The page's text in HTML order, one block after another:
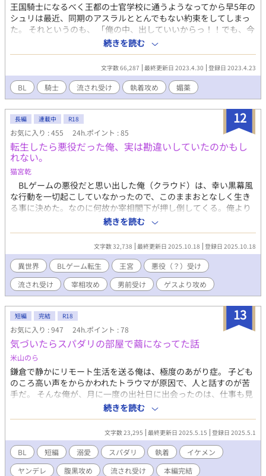
王国騎士になるべく王都の士官学校に通うようなってから早5年の
シュリは最近、同期のアスラルととんでもない約束をしてしまっ
た。 それというのも、 「俺の中、出していいからっ！！でも、今
すぐは無理だから！！ちゃんと調べてからやろうっ？？！！！」
「本当にいいんだな」 「…は、はい……」 ………お尻にアスラル
のものを入れていいという約束だった。 いつも無口で滅多なこと
では動かない表情筋、そしてコミュニケーション能力が皆無なの
に実力だけが周囲から飛び抜けているせいで周りからはカラクリ
人間だとか鉄の男だとか呼ばれて遠巻きにされ、友達ももはや同
室の自分しかいないアスラルに哀れみの感情から世話を焼いてい
たシュリだったが、ある日アスラルの悩みに少し手を貸すつもり
で手助けしたら、あらぬ方向へ勘違いされてしまいアナル拡張の
地獄のような日々が始まって……！！？ 愛重めの執着攻め×お人
好し丸め込まれ受け ※題名がアレなんですが男性妊娠表現はあり
ません。予告なくタグを増やす場合があります。地雷な方はよく
よくご確認下さい。
続きを読む
文字数 66,287 最終更新日 2023.4.30 登録日 2023.4.23
BL 騎士 流され受け 執着攻め 媚薬
12
長編 連載中 R18
お気に入り : 455 24h.ポイント : 85
転生したら悪役だった俺、実は勘違いしていたのかもし
れない。
猫宮乾
BLゲームの悪役だと思い出した俺（クラウド）は、幸い黒幕風
な行動を一切起こしていなかったので、このままおとなしく生き
る事に決めた。なのに何故か宰相閣下が押し倒してくる。俺より
宰相閣下の方が悪役風じゃなかろうか？※無理矢理要素がありま
すが、受けが嫌がらないので悲壮感はありません。ラブコメより
ですが、攻めが比較的ゲスいです。
続きを読む
文字数 32,738 最終更新日 2025.10.18 登録日 2025.10.18
異世界 BLゲーム転生 王宮
悪役（？）受け
流され受け
宰相攻め 男前受け ゲスより攻め
13
短編 完結 R18
お気に入り : 947 24h.ポイント : 78
気づいたらスパダリの部屋で繭になってた話
米山のら
鎌倉で静かにリモート生活を送る俺は、極度のあがり症。 子ども
のころ高い声をからかわれたトラウマが原因で、人と話すのが苦
手だ。 そんな俺が、月に一度の出社日に出会ったのは、仕事も見
た目も完璧なのに、なぜか異常に距離が近い謎のスパダリ。 気づ
けば荷物ごとドナドナされて、たどり着いたのは最上階の部屋。
「おいで」 ……その優しさ、むしろ怖いんですけど！？ これは、
殻に閉じこもっていた俺が、“繭”という名の執着にじわじわと絡
め取られていく話。
続きを読む
文字数 23,295 最終更新日 2025.5.15 登録日 2025.5.1
BL 短編 溺愛 スパダリ 執着
イケメン
ヤンデレ
腹黒攻め 流され受け 本編完結